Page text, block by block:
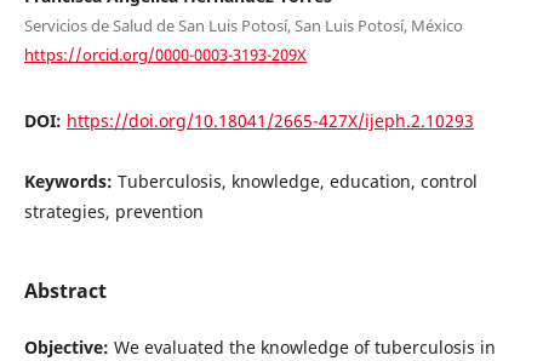
Servicios de Salud de San Luis Potosí, San Luis Potosí, México
https://orcid.org/0000-0003-3193-209X
DOI: https://doi.org/10.18041/2665-427X/ijeph.2.10293
Keywords: Tuberculosis, knowledge, education, control
strategies, prevention
Abstract
Objective: We evaluated the knowledge of tuberculosis in